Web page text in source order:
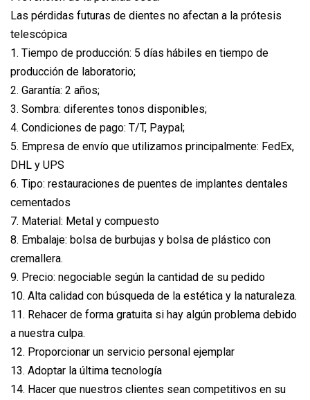
Las pérdidas futuras de dientes no afectan a la prótesis
telescópica
1. Tiempo de producción: 5 días hábiles en tiempo de
producción de laboratorio;
2. Garantía: 2 años;
3. Sombra: diferentes tonos disponibles;
4. Condiciones de pago: T/T, Paypal;
5. Empresa de envío que utilizamos principalmente: FedEx,
DHL y UPS
6. Tipo: restauraciones de puentes de implantes dentales
cementados
7. Material: Metal y compuesto
8. Embalaje: bolsa de burbujas y bolsa de plástico con
cremallera.
9. Precio: negociable según la cantidad de su pedido
10. Alta calidad con búsqueda de la estética y la naturaleza.
11. Rehacer de forma gratuita si hay algún problema debido
a nuestra culpa.
12. Proporcionar un servicio personal ejemplar
13. Adoptar la última tecnología
14. Hacer que nuestros clientes sean competitivos en su